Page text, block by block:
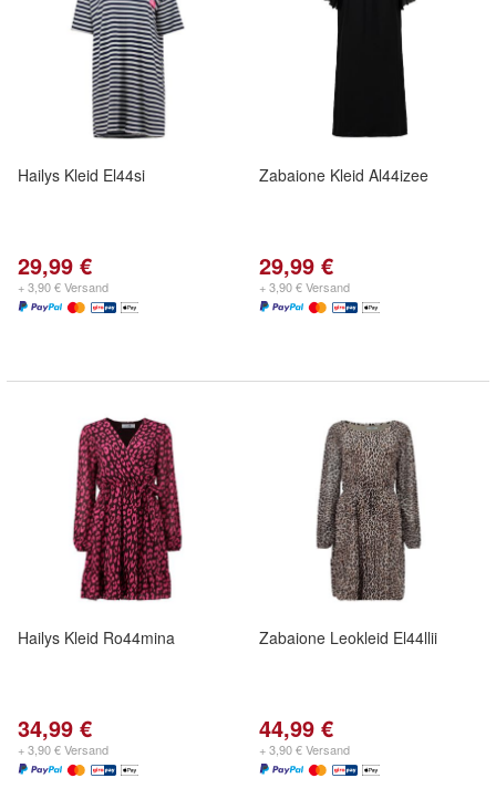
Hailys Kleid El44si
29,99 €
+ 3,90 € Versand
Zabaione Kleid Al44izee
29,99 €
+ 3,90 € Versand
Hailys Kleid Ro44mina
34,99 €
+ 3,90 € Versand
Zabaione Leokleid El44llii
44,99 €
+ 3,90 € Versand